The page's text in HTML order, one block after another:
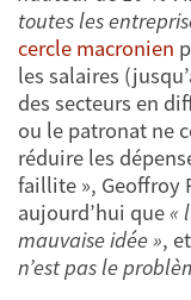
toutes les
cercle macronien
les salaires
des secteurs en
ou le patronat ne
réduire les
faillite », Geoffroy
aujourd’hui que«
mauvaise idée »,
n’est pas le